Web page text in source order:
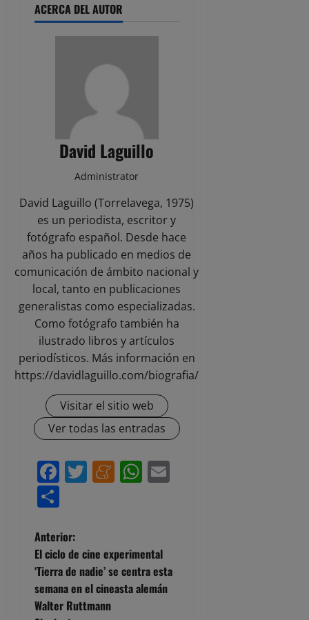
ACERCA DEL AUTOR
David Laguillo
Administrator
David Laguillo (Torrelavega, 1975)
es un periodista, escritor y
fotógrafo español. Desde hace
años ha publicado en medios de
comunicación de ámbito nacional y
local, tanto en publicaciones
generalistas como especializadas.
Como fotógrafo también ha
ilustrado libros y artículos
periodísticos. Más información en
https://davidlaguillo.com/biografia/
Visitar el sitio web
Ver todas las entradas
Facebook
Twitter
Meneame
WhatsApp
N
a
v
Anterior:
El ciclo de cine experimental
‘Tierra de nadie’ se centra esta
semana en el cineasta alemán
Walter Ruttmann